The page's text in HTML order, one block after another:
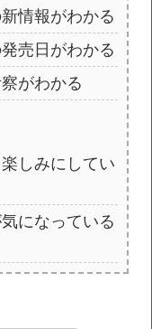
情報がわかる
売日がわかる
がわかる
しみにしてい
になっている